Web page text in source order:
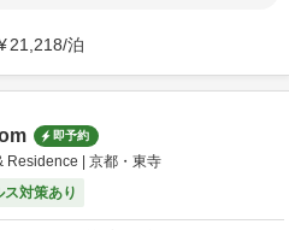
21,218/泊
即予約
Residence | 京都・東寺
対策あり